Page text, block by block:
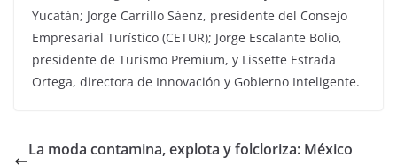
Yucatán; Jorge Carrillo Sáenz, presidente del Consejo
Empresarial Turístico (CETUR); Jorge Escalante Bolio,
presidente de Turismo Premium, y Lissette Estrada
Ortega, directora de Innovación y Gobierno Inteligente.
La moda contamina, explota y folcloriza: México